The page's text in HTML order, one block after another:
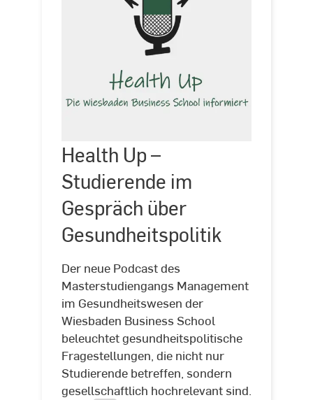
Health Up –
Studierende im
Gespräch über
Gesundheitspolitik
Der neue Podcast des
Masterstudiengangs Management
im Gesundheitswesen der
Wiesbaden Business School
beleuchtet gesundheitspolitische
Fragestellungen, die nicht nur
Studierende betreffen, sondern
gesellschaftlich hochrelevant sind.
Health
Up
–
Studierende
Gespräch
über
Gesundheitspolitik